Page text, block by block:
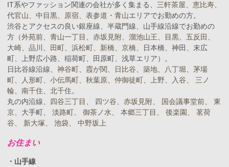
IT系やファッション関連の会社が多く集まる、三軒茶屋、恵比寿、
代官山、中目黒、 原宿、表参道 ・青山エリアでお勤めの方。
渋谷とアクセスの良い銀座線、半蔵門線、山手線沿線でお勤めの
方（外苑前、青山一丁目 、赤坂見附、溜池山王、 目黒、 五反田 、
大崎、品川 、 田町、浜松町、 新橋、京橋、日本橋、神田、末広
町、上野広小路、稲荷町、田原町、浅草エリア）。
日比谷線沿線、神谷町、 霞が関、 日比谷、築地、 八丁堀、茅場
町、 人形町、小伝馬町、秋葉原、仲御徒町、上野、 入谷、三ノ
輪、南千住、北千住。
丸の内沿線、 四谷三丁目 、 四ツ谷、赤坂見附、 国会議事堂前、東
京、大手町、淡路町、御茶ノ水、本郷三丁目 、後楽園、茗荷
谷、 新大塚、池袋、中野坂上
お住まい
山手線